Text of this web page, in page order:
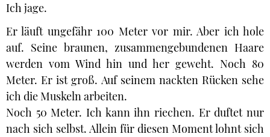
Ich jage.
Er läuft ungefähr 100 Meter vor mir. Aber ich hole
auf. Seine braunen, zusammengebundenen Haare
werden vom Wind hin und her geweht. Noch 80
Meter. Er ist groß. Auf seinem nackten Rücken sehe
ich die Muskeln arbeiten.
Noch 50 Meter. Ich kann ihn riechen. Er duftet nur
nach sich selbst. Allein für diesen Moment lohnt sich